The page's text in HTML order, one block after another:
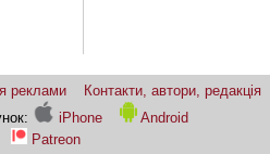
реклами
Контакти, автори, редакція
iPhone
Android
Patreon